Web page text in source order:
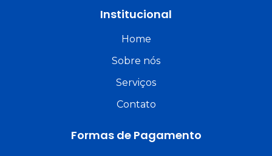
Institucional
Home
Sobre nós
Serviços
Contato
Formas de Pagamento